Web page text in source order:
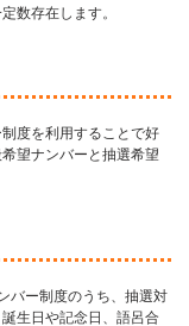
数存在します。
度を利用することで好
望ナンバーと抽選希望
バー制度のうち、抽選対
生日や記念日、語呂合